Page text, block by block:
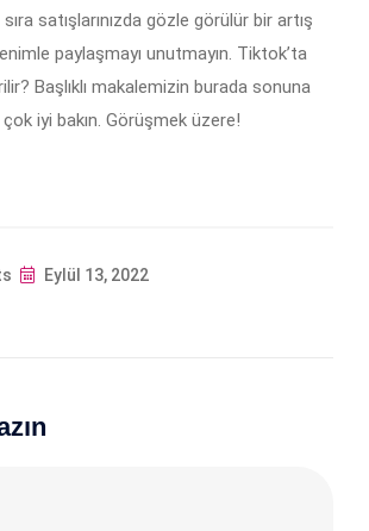
sıra satışlarınızda gözle görülür bir artış
paylaşmayı unutmayın. Tiktok’ta
Başlıklı makalemizin burada sonuna
iyi bakın. Görüşmek üzere!
Eylül 13, 2022